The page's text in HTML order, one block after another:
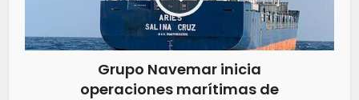
Grupo Navemar inicia
operaciones marítimas de